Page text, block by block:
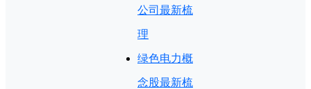
公司最新梳
理
绿色电力概
念股最新梳